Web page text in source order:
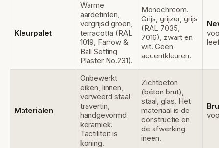
Kleurpalet
Warme
aardetinten,
vergrijsd groen,
terracotta (RAL
1019, Farrow &
Ball Setting
Plaster No.231).
Monochroom.
Grijs, grijzer, grijs
(RAL 7035,
7016), zwart en
wit. Geen
accentkleuren.
Materialen
Onbewerkt
eiken, linnen,
verweerd staal,
travertin,
handgevormd
keramiek.
Tactiliteit is
koning.
Zichtbeton
(béton brut),
staal, glas. Het
materiaal is de
constructie en
de afwerking
ineen.